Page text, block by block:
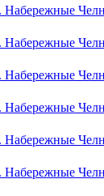
Набережные
Набережные
Набережные
Набережные
Набережные
Набережные